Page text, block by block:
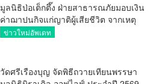
มูลนิธิป่อเต็กตึ๊ง ฝ่ายสาธารณภัยมอบเงิน
ค่าฌาปนกิจแก่ญาติผู้เสียชีวิต จากเหตุ
เพลิงไหม้ โรงเบียร์ ณ ลาดพร้าว จำนวน
ข่าวใหม่อัพเดท
วัดศรีเรืองบุญ จัดพิธีถวายเทียนพรรษา